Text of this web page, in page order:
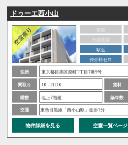
ドゥーエ西小山
新築
分譲賃貸
駅近
仲介料ゼロ
住所
東京都目黒区原町1丁目7番9号
間取り
1K - 2LDK 賃料
階数
地上7階建 築年数
交通
東急目黒線「西小山駅」徒歩1分
物件詳細を見る 空室一覧ページ